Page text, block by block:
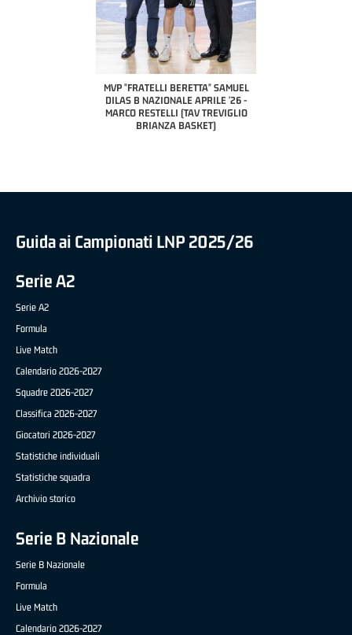
MVP "FRATELLI BERETTA" SAMUEL
DILAS B NAZIONALE APRILE '26 -
MARCO RESTELLI (TAV TREVIGLIO
BRIANZA BASKET)
Guida ai Campionati LNP 2025/26
Serie A2
Serie A2
Formula
Live Match
Calendario 2026-2027
Squadre 2026-2027
Classifica 2026-2027
Giocatori 2026-2027
Statistiche individuali
Statistiche squadra
Archivio storico
Serie B Nazionale
Serie B Nazionale
Formula
Live Match
Calendario 2026-2027